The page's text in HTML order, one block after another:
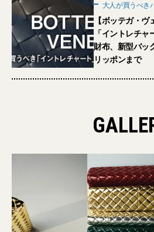
大人が買うべき
【ボッテガ・
「イントレチ
財布、新型バッ
リッポンまで